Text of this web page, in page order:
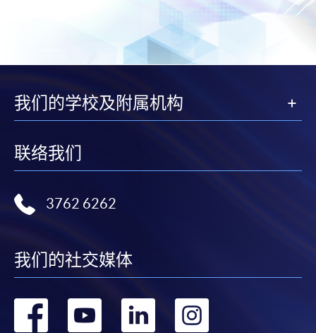
我们的学校及附属机构
联络我们
3762 6262
我们的社交媒体
转 转 转 转